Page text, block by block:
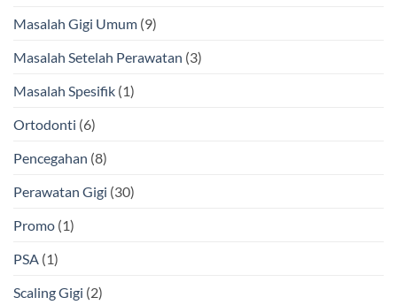
Masalah Gigi Umum (9)
Masalah Setelah Perawatan (3)
Masalah Spesifik (1)
Ortodonti (6)
Pencegahan (8)
Perawatan Gigi (30)
Promo (1)
PSA (1)
Scaling Gigi (2)